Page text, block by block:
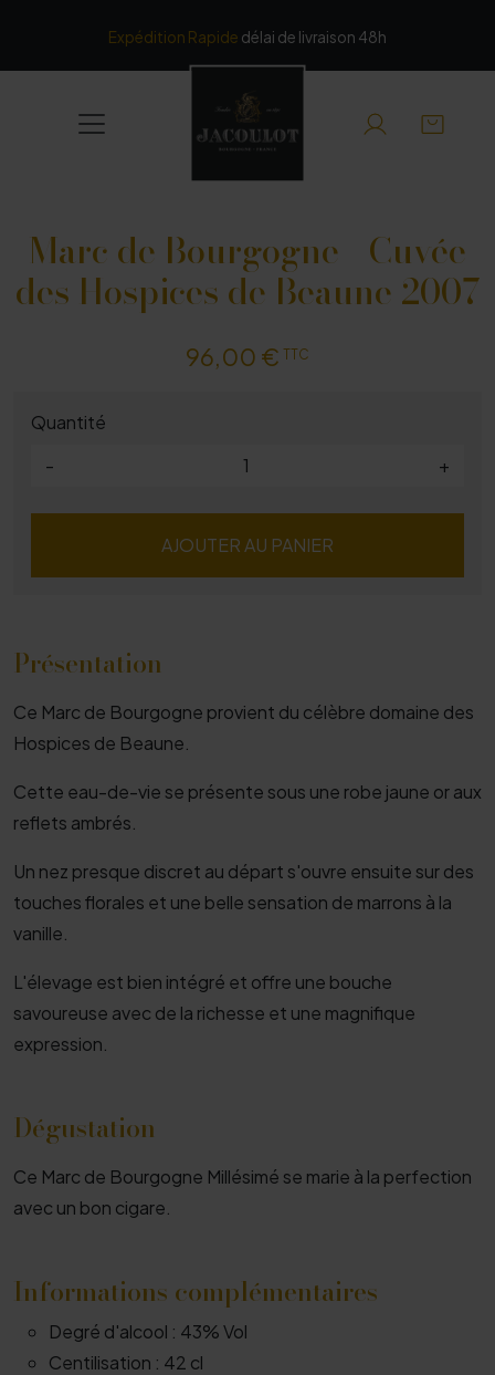
Expédition Rapide délai de livraison 48h
Marc de Bourgogne - Cuvée
des Hospices de Beaune 2007
96,00 € TTC
Quantité
-
+
AJOUTER AU PANIER
Présentation
Ce Marc de Bourgogne provient du célèbre domaine des
Hospices de Beaune.
Cette eau-de-vie se présente sous une robe jaune or aux
reflets ambrés.
Un nez presque discret au départ s'ouvre ensuite sur des
touches florales et une belle sensation de marrons à la
vanille.
L'élevage est bien intégré et offre une bouche
savoureuse avec de la richesse et une magnifique
expression.
Dégustation
Ce Marc de Bourgogne Millésimé se marie à la perfection
avec un bon cigare.
Informations complémentaires
Degré d'alcool : 43% Vol
Centilisation : 42 cl